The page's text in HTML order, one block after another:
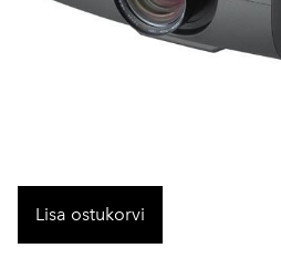
Lisa ostukorvi